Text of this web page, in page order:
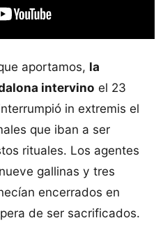
aportamos, la
intervino el 23
in extremis el
que iban a ser
rituales. Los agentes
gallinas y tres
encerrados en
de ser sacrificados.